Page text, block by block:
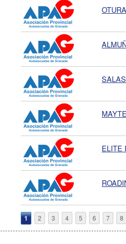
ELITE I
Páginas
1 2 3 4 5 6 7 8